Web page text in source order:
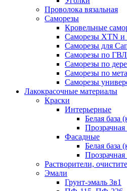
Проволока вязальная
Саморезы
Кровельные
Саморезы XTN
Саморезы для
Саморезы по
Саморезы по
Саморезы по
Саморезы
Лакокрасочные материалы
Краски
Интерьерные
Белая база
Прозрачная
Фасадные
Белая база
Прозрачная
Растворители,
Эмали
Грунт-эмаль 3в1